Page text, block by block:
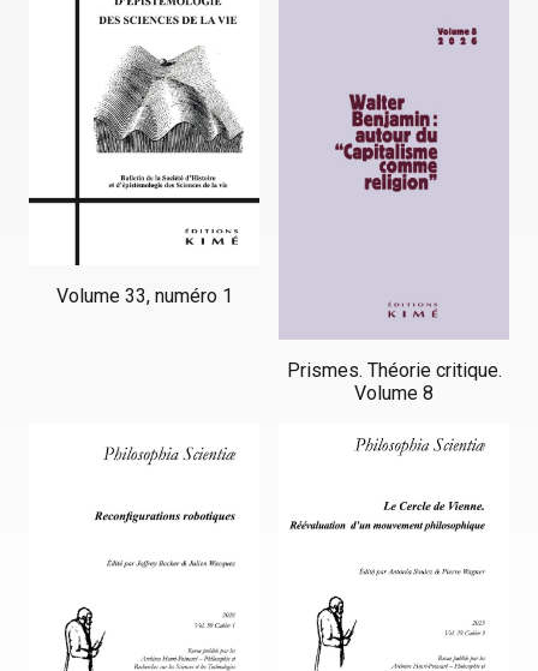
Volume 33, numéro 1
Prismes. Théorie critique.
Volume 8